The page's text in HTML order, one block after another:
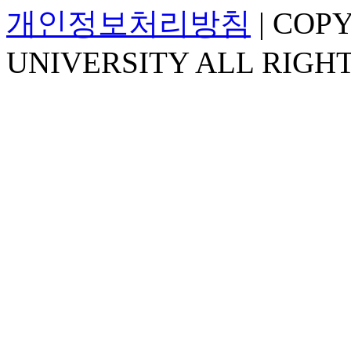
개인정보처리방침 |
UNIVERSITY ALL